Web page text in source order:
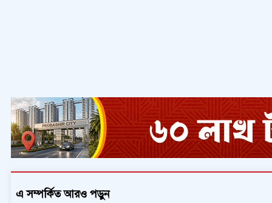
এ সম্পর্কিত আরও পড়ুন